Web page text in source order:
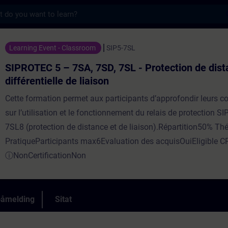
– 7SA, 7SD, 7SL - Protection de
Learning Event - Classroom SIP5-7SL
SIPROTEC 5 – 7SA, 7SD, 7SL - Protection de
différentielle de liaison
Cette formation permet aux participants d’approfondir leurs
sur l’utilisation et le fonctionnement du relais de protection
7SL8 (protection de distance et de liaison).Répartition50%
PratiqueParticipants max6Evaluation des acquisOuiEligible
ⓘNonCertificationNon
Sitat